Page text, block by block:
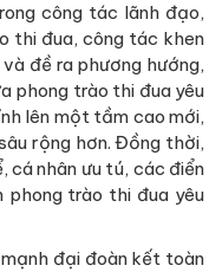
công tác lãnh đạo,
thi đua, công tác khen
đề ra phương hướng,
phong trào thi đua yêu
lên một tầm cao mới,
rộng hơn. Đồng thời,
cá nhân ưu tú, các điển
phong trào thi đua yêu
đại đoàn kết toàn